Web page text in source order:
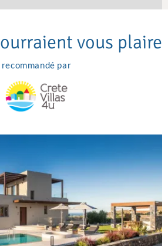
vous plaire
recommandé par